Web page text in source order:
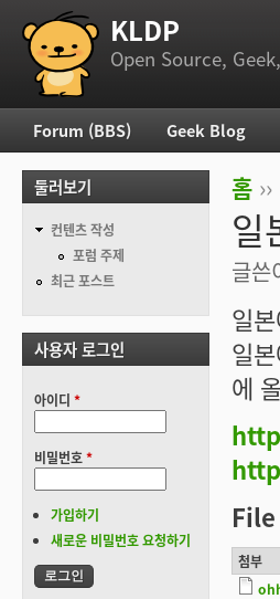
부 메뉴 KLDP
Open Source,
현재
홈 ››
일
글쓴
일
일
에
첨부
주 메뉴
Forum (BBS) Geek Blog
둘러보기
컨텐츠 작성
포럼 주제
최근 포스트
사용자 로그인
아이디 *
비밀번호*
가입하기
새로운 비밀번호 요청하기